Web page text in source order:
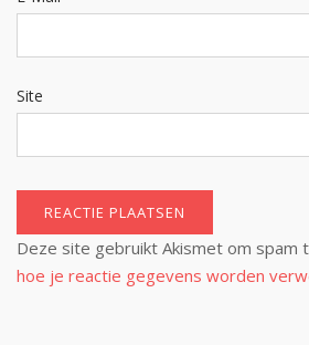
Site
Deze site gebruikt Akismet om spam
hoe je reactie gegevens worden